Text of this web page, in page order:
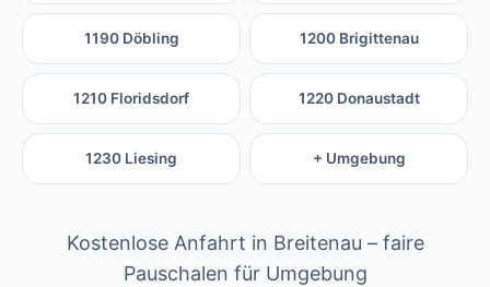
1190 Döbling 1200 Brigittenau
1210 Floridsdorf 1220 Donaustadt
1230 Liesing + Umgebung
Kostenlose Anfahrt in Breitenau – faire
Pauschalen für Umgebung